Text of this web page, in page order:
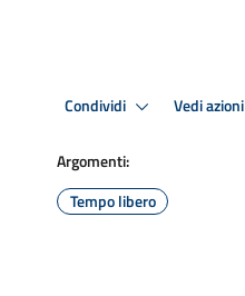
Condividi Vedi azioni
Argomenti:
Tempo libero